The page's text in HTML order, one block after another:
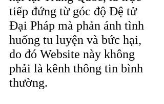
tiếp đứng từ góc độ Đệ tử
Đại Pháp mà phản ánh tình
huống tu luyện và bức hại,
do đó Website này không
phải là kênh thông tin bình
thường.